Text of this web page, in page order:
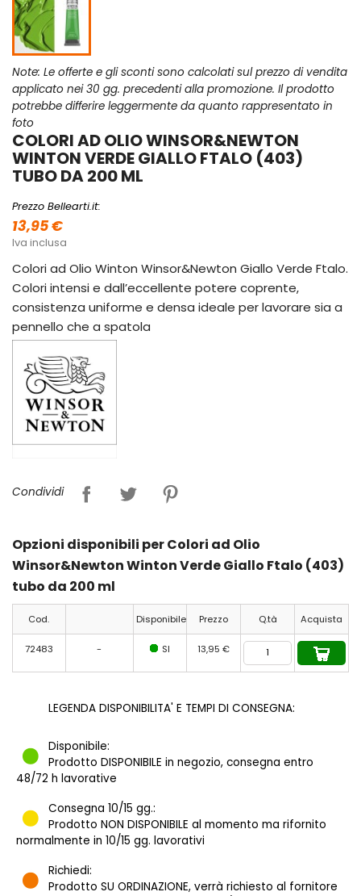
Note: Le offerte e gli sconti sono calcolati sul prezzo di vendita
applicato nei 30 gg. precedenti alla promozione. Il prodotto
potrebbe differire leggermente da quanto rappresentato in
foto
COLORI AD OLIO WINSOR&NEWTON
WINTON VERDE GIALLO FTALO (403)
TUBO DA 200 ML
Prezzo Bellearti.it:
13,95 €
Iva inclusa
Colori ad Olio Winton Winsor&Newton Giallo Verde Ftalo.
Colori intensi e dall’eccellente potere coprente,
consistenza uniforme e densa ideale per lavorare sia a
pennello che a spatola
Condividi
Opzioni disponibili per Colori ad Olio
Winsor&Newton Winton Verde Giallo Ftalo (403)
tubo da 200 ml
Cod. Disponibile Prezzo Q.tà Acquista
72483 - SI 13,95 €
LEGENDA DISPONIBILITA' E TEMPI DI CONSEGNA:
Disponibile:
Prodotto DISPONIBILE in negozio, consegna entro
48/72 h lavorative
Consegna 10/15 gg.:
Prodotto NON DISPONIBILE al momento ma rifornito
normalmente in 10/15 gg. lavorativi
Richiedi:
Prodotto SU ORDINAZIONE, verrà richiesto al fornitore